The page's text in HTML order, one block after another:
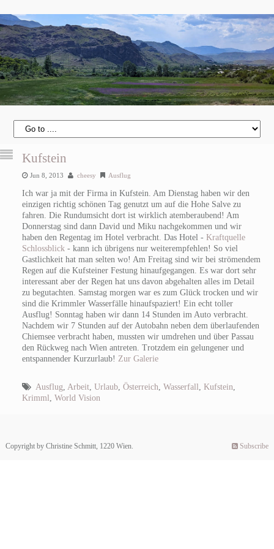
Kufstein
Jun 8, 2013 cheesy Ausflug
Ich war ja mit der Firma in Kufstein. Am Dienstag haben wir den
einzigen richtig schönen Tag genutzt um auf die Hohe Salve zu
fahren. Die Rundumsicht dort ist wirklich atemberaubend! Am
Donnerstag sind dann David und Miku nachgekommen und wir
haben den Regentag im Hotel verbracht. Das Hotel - Kraftquelle
Schlossblick - kann ich übrigens nur weiterempfehlen! So viel
Gastlichkeit hat man selten wo! Am Freitag sind wir bei strömendem
Regen auf die Kufsteiner Festung hinaufgegangen. Es war dort sehr
interessant aber der Regen hat uns davon abgehalten alles im Detail
zu begutachten. Samstag morgen war es zum Glück trocken und wir
sind die Krimmler Wasserfälle hinaufspaziert! Ein echt toller
Ausflug! Sonntag haben wir dann 14 Stunden im Auto verbracht.
Nachdem wir 7 Stunden auf der Autobahn neben dem überlaufenden
Chiemsee verbracht haben, mussten wir umdrehen und über Passau
den Rückweg nach Wien antreten. Trotzdem ein gelungener und
entspannender Kurzurlaub! Zur Galerie
Ausflug Arbeit, Urlaub, Österreich Wasserfall Kufstein
Krimml World Vision
Copyright by Christine Schmitt, 1220 Wien. Subscribe